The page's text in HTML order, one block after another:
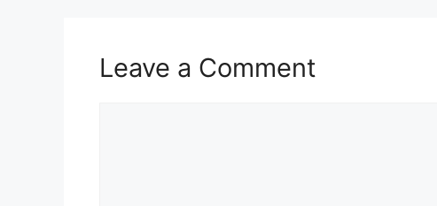
Leave a Comment